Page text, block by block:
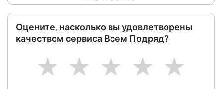
Оцените, насколько вы удовлетворены
качеством сервиса Всем Подряд?
5
4
3
2
1